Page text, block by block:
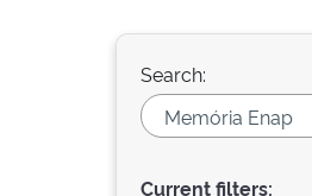
Search:
Current filters: